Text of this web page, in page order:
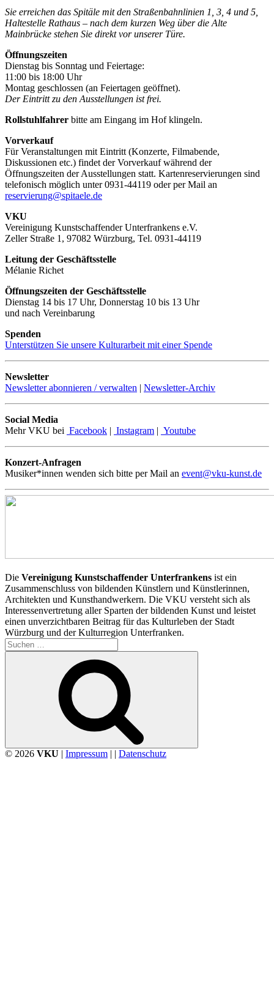
Sie erreichen das Spitäle mit den Straßenbahnlinien 1, 3, 4 und 5,
Haltestelle Rathaus – nach dem kurzen Weg über die Alte
Mainbrücke stehen Sie direkt vor unserer Türe.
Öffnungszeiten
Dienstag bis Sonntag und Feiertage:
11:00 bis 18:00 Uhr
Montag geschlossen (an Feiertagen geöffnet).
Der Eintritt zu den Ausstellungen ist frei.
Rollstuhlfahrer bitte am Eingang im Hof klingeln.
Vorverkauf
Für Veranstaltungen mit Eintritt (Konzerte, Filmabende,
Diskussionen etc.) findet der Vorverkauf während der
Öffnungszeiten der Ausstellungen statt. Kartenreservierungen sind
telefonisch möglich unter 0931-44119 oder per Mail an
reservierung@spitaele.de
VKU
Vereinigung Kunstschaffender Unterfrankens e.V.
Zeller Straße 1, 97082 Würzburg, Tel. 0931-44119
Leitung der Geschäftsstelle
Mélanie Richet
Öffnungszeiten der Geschäftsstelle
Dienstag 14 bis 17 Uhr, Donnerstag 10 bis 13 Uhr
und nach Vereinbarung
Spenden
Unterstützen Sie unsere Kulturarbeit mit einer Spende
Newsletter
Newsletter abonnieren / verwalten | Newsletter-Archiv
Social Media
Mehr VKU bei Facebook | Instagram | Youtube
Konzert-Anfragen
Musiker*innen wenden sich bitte per Mail an event@vku-kunst.de
Die Vereinigung Kunstschaffender Unterfrankens ist ein
Zusammenschluss von bildenden Künstlern und Künstlerinnen,
Architekten und Kunsthandwerkern. Die VKU versteht sich als
Interessenvertretung aller Sparten der bildenden Kunst und leistet
einen unverzichtbaren Beitrag für das Kulturleben der Stadt
Würzburg und der Kulturregion Unterfranken.
Suchen
nach:
© 2026 VKU | Impressum | | Datenschutz